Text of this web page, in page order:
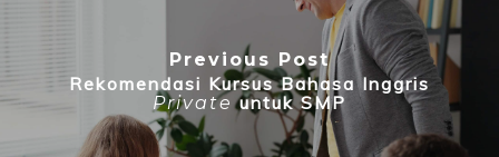
Previous Post
Rekomendasi Kursus Bahasa Inggris
Private untuk SMP